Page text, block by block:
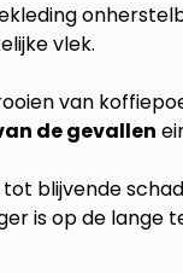
vlek.
van
de gevallen
blijvende
is op de lange